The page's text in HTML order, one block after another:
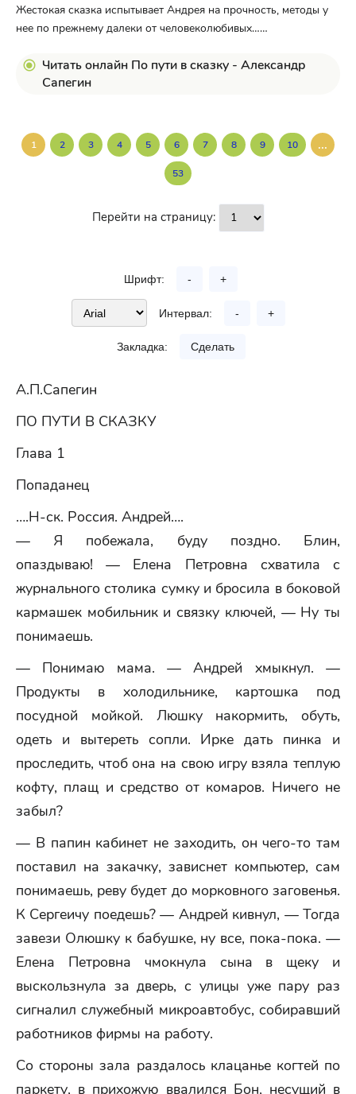
Жестокая сказка испытывает Андрея на прочность, методы у
нее по прежнему далеки от человеколюбивых……
Читать онлайн По пути в сказку - Александр
Сапегин
1 2 3 4 5 6 7 8 9 10 ...
53
Перейти на страницу:
Шрифт: - +
Интервал: - +
Закладка: Сделать
А.П.Сапегин
ПО ПУТИ В СКАЗКУ
Глава 1
Попаданец
….Н-ск. Россия. Андрей….
— Я побежала, буду поздно. Блин,
опаздываю! — Елена Петровна схватила с
журнального столика сумку и бросила в боковой
кармашек мобильник и связку ключей, — Ну ты
понимаешь.
— Понимаю мама. — Андрей хмыкнул. —
Продукты в холодильнике, картошка под
посудной мойкой. Люшку накормить, обуть,
одеть и вытереть сопли. Ирке дать пинка и
проследить, чтоб она на свою игру взяла теплую
кофту, плащ и средство от комаров. Ничего не
забыл?
— В папин кабинет не заходить, он чего-то там
поставил на закачку, зависнет компьютер, сам
понимаешь, реву будет до морковного заговенья.
К Сергеичу поедешь? — Андрей кивнул, — Тогда
завези Олюшку к бабушке, ну все, пока-пока. —
Елена Петровна чмокнула сына в щеку и
выскользнула за дверь, с улицы уже пару раз
сигналил служебный микроавтобус, собиравший
работников фирмы на работу.
Со стороны зала раздалось клацанье когтей по
паркету, в прихожую ввалился Бон, несущий в